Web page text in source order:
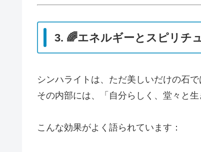
3. 🌈エネルギーとスピリチ
シンハライトは、ただ美しいだけの石で
その内部には、「自分らしく、堂々と
こんな効果がよく語られています：